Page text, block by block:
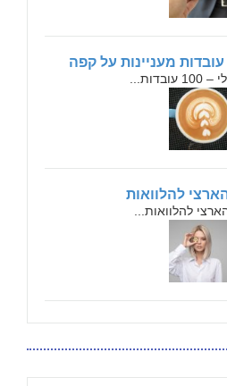
להלוואות
להלוואות...